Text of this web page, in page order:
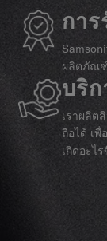
กา
ผลิตภัณฑ์
บริ
เราผลิต
ถือได้ เ
เกิดอะไ